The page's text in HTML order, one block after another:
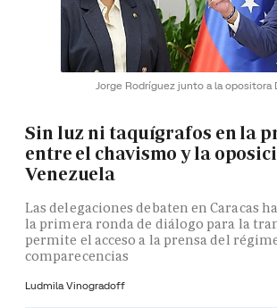
Jorge Rodríguez junto a la opositora
Sin luz ni taquígrafos en la
entre el chavismo y la
Venezuela
Las delegaciones debaten en Caracas
la primera ronda de diálogo para la
permite el acceso a la prensa del
comparecencias
Ludmila Vinogradoff